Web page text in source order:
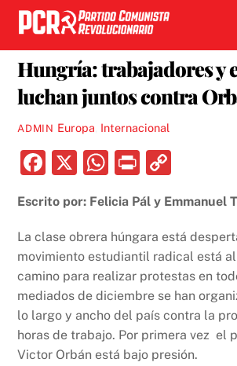
Skip
content
Hungría: trabajadores y
luchan juntos contra
ADMIN Europa Internacional
F
c
e
b
o
o
k
X
W
at
s
A
p
p
P
nt p
y
Li
n
k
Escrito por: Felicia Pál y Emmanuel
La clase obrera húngara está
movimiento estudiantil radical está
camino para realizar protestas en
mediados de diciembre se han
lo largo y ancho del país contra la
horas de trabajo. Por primera vez el
Victor Orbán está bajo presión.